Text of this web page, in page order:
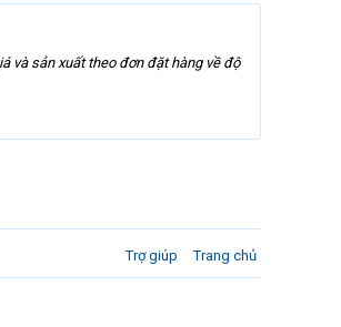
và sản xuất theo đơn đặt hàng về độ
Trợ giúp Trang chủ